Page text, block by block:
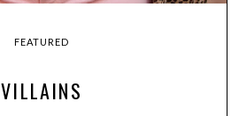
FEATURED
VILLAINS